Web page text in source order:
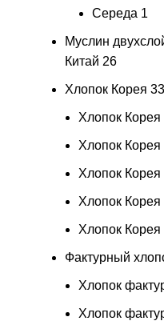
Середа 1
Муслин
Китай 26
Хлопок Корея 33
Хлопок Корея
Хлопок Корея
Хлопок Корея
Хлопок Корея
Хлопок Корея
Фактурный
Хлопок
Хлопок